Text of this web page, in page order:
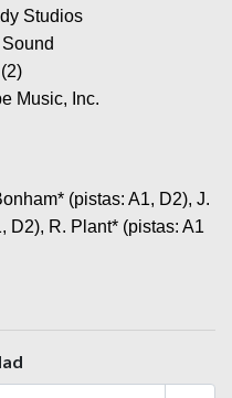
Studios
Music, Inc.
(pistas: A1, D2), J.
D2), R. Plant* (pistas: A1